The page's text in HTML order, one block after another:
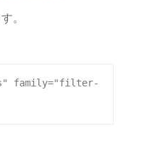
。
family="filter-